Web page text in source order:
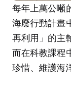
每年上萬公噸
海廢行動計畫
再利用」的主
而在科教課程
珍惜、維護海